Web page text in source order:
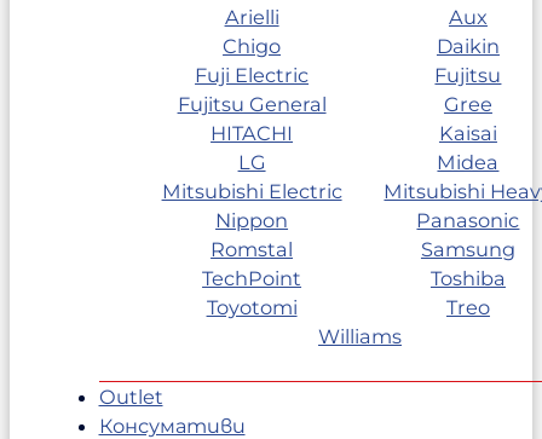
Arielli
Aux
Chigo
Daikin
Fuji Electric
Fujitsu
Fujitsu General
Gree
HITACHI
Kaisai
LG
Midea
Mitsubishi Electric
Mitsubishi
Nippon
Panasonic
Romstal
Samsung
TechPoint
Toshiba
Toyotomi
Treo
Williams
Outlet
Консумативи